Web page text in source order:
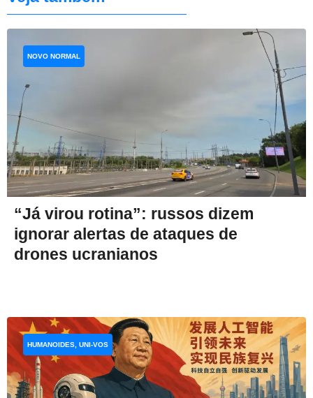
“Já virou rotina”: russos dizem
ignorar alertas de ataques de
drones ucranianos
NOVO NORMAL
HUMANOIDES, UNI-VOS